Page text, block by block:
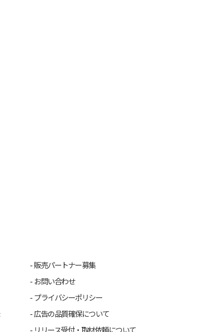
販売パートナー募集
お問い合わせ
プライバシーポリシー
広告の品質確保について
リリース受付・取材依頼について